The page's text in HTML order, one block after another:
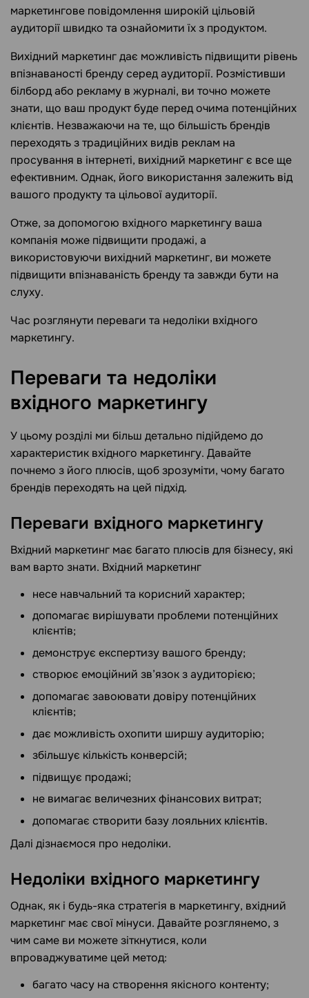
маркетингове повідомлення широкій цільовій
аудиторії швидко та ознайомити їх з продуктом.
Вихідний маркетинг дає можливість підвищити рівень
впізнаваності бренду серед аудиторії. Розмістивши
білборд або рекламу в журналі, ви точно можете
знати, що ваш продукт буде перед очима потенційних
клієнтів. Незважаючи на те, що більшість брендів
переходять з традиційних видів реклам на
просування в інтернеті, вихідний маркетинг є все ще
ефективним. Однак, його використання залежить від
вашого продукту та цільової аудиторії.
Отже, за допомогою вхідного маркетингу ваша
компанія може підвищити продажі, а
використовуючи вихідний маркетинг, ви можете
підвищити впізнаваність бренду та завжди бути на
слуху.
Час розглянути переваги та недоліки вхідного
маркетингу.
Переваги та недоліки
вхідного маркетингу
У цьому розділі ми більш детально підійдемо до
характеристик вхідного маркетингу. Давайте
почнемо з його плюсів, щоб зрозуміти, чому багато
брендів переходять на цей підхід.
Переваги вхідного маркетингу
Вхідний маркетинг має багато плюсів для бізнесу, які
вам варто знати. Вхідний маркетинг
несе навчальний та корисний характер;
допомагає вирішувати проблеми потенційних
клієнтів;
демонструє експертизу вашого бренду;
створює емоційний зв’язок з аудиторією;
допомагає завоювати довіру потенційних
клієнтів;
дає можливість охопити ширшу аудиторію;
збільшує кількість конверсій;
підвищує продажі;
не вимагає величезних фінансових витрат;
допомагає створити базу лояльних клієнтів.
Далі дізнаємося про недоліки.
Недоліки вхідного маркетингу
Однак, як і будь-яка стратегія в маркетингу, вхідний
маркетинг має свої мінуси. Давайте розглянемо, з
чим саме ви можете зіткнутися, коли
впроваджуватиме цей метод:
багато часу на створення якісного контенту;